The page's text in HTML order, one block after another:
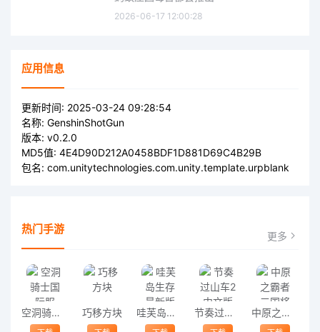
2026-06-17 12:00:28
应用信息
更新时间: 2025-03-24 09:28:54
名称: GenshinShotGun
版本: v0.2.0
MD5值: 4E4D90D212A0458BDF1D881D69C4B29B
包名: com.unitytechnologies.com.unity.template.urpblank
热门手游 更多
空洞骑士国际服 巧移方块 哇芙岛生存最新版 节奏过山车2中文版 中原之霸者三国将星传手游